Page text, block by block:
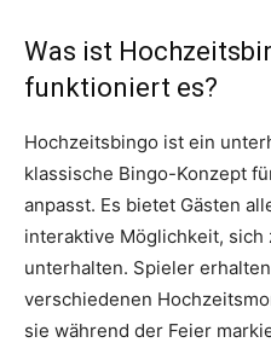
Was ist
funktioniert es?
Hochzeitsbingo ist ein
klassische Bingo-Konzept
anpasst. Es bietet Gästen
interaktive Möglichkeit, sich
unterhalten. Spieler
verschiedenen
sie während der Feier